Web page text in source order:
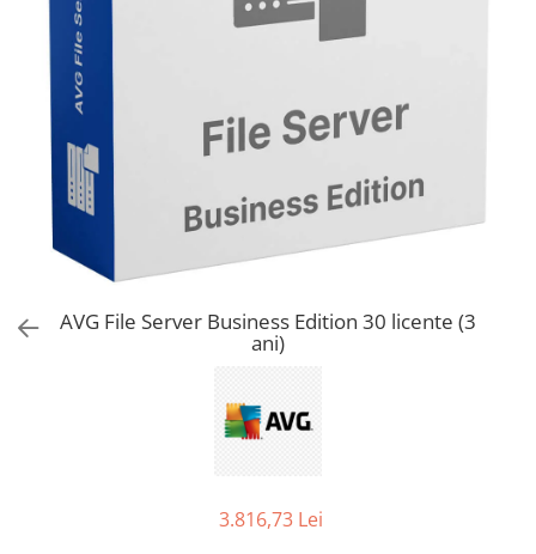
AVAST Driver Updater
AVAST SecureLine VPN
AVAST AntiTrack Premium
AVG File Server Business Edition 30 licente (3
ani)
3.816,73 Lei